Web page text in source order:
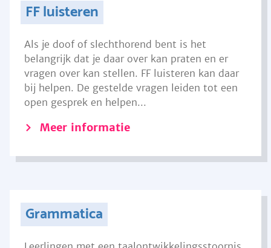
FF luisteren
Als je doof of slechthorend bent is het
belangrijk dat je daar over kan praten en er
vragen over kan stellen. FF luisteren kan daar
bij helpen. De gestelde vragen leiden tot een
open gesprek en helpen...
Meer informatie
Grammatica